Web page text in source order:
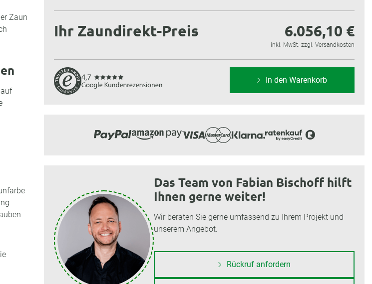
Zaun
Ihr Zaundirekt-Preis 6.056,10 €
inkl. MwSt. zzgl. Versandkosten
In den Warenkorb
Das Team von Fabian Bischoff hilft
Ihnen gerne weiter!
Wir beraten Sie gerne umfassend zu Ihrem Projekt und
unserem Angebot.
Rückruf anfordern